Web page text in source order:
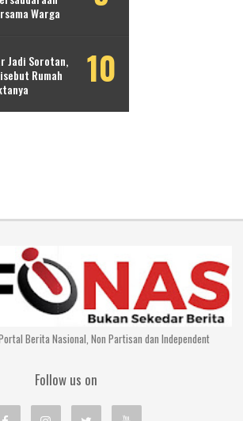
Warga
Jadi Sorotan,
Rumah
Berita Nasional, Non Partisan dan Independent
Follow us on